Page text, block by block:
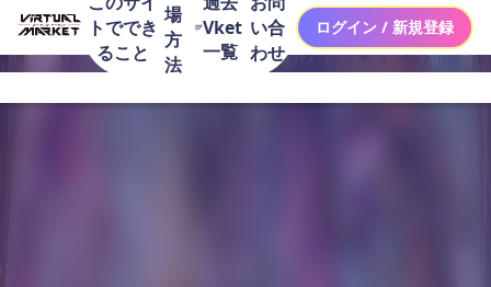
トででき
ること
場
方
法
Vket
一覧
い合
わせ
ログイン / 新規登録